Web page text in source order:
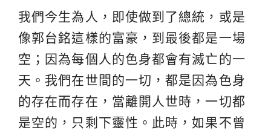
我們今生為人，即使做到了總統，或是
像郭台銘這樣的富豪，到最後都是一場
空；因為每個人的色身都會有滅亡的一
天。我們在世間的一切，都是因為色身
的存在而存在，當離開人世時，一切都
是空的，只剩下靈性 。此時，如果不曾